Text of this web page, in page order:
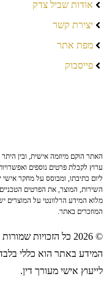
אודות שביל צדק
יצירת קשר
מפת אתר
פייסבוק
האתר הוקם מיוזמה אישית, ובין
ערוץ לקבלת פרטים נוספים
ליום כתיבתו, ומבוסס על מחקר
השירות, המוצר, את הפרטים
מלוא המידע הרלוונטי על המוצרים
המוזכרים באתר.
© 2026 כל הזכויות שמורות לשביל צדק
המידע באתר הוא כללי בלבד
לייעוץ אישי מעורך דין.